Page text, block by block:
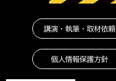
講演・執筆・取材依頼
個人情報保護方針